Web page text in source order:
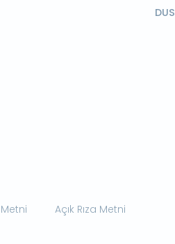
DUS
Açık Rıza Metni